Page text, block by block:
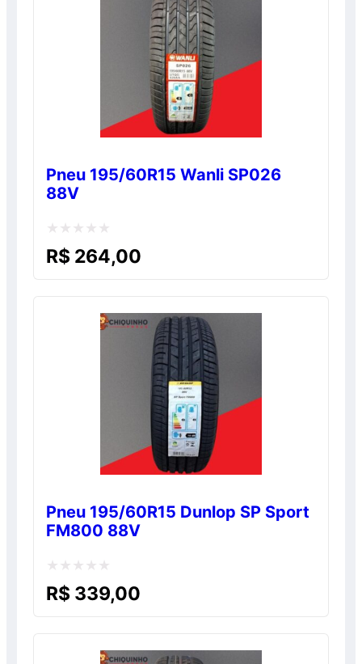
Pneu 195/60R15 Wanli SP026
88V
Avaliação
R$ 264,00
Pneu 195/60R15 Dunlop SP Sport
FM800 88V
Avaliação
R$ 339,00